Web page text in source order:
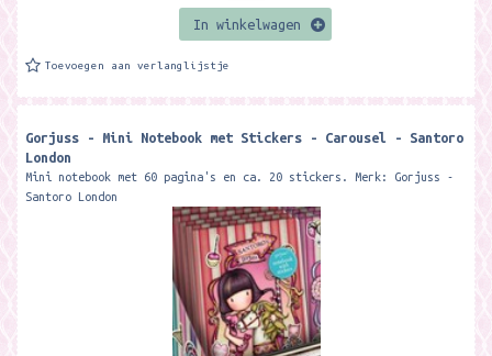
In winkelwagen
Toevoegen aan verlanglijstje
Gorjuss - Mini Notebook met Stickers - Carousel - Santoro
London
Mini notebook met 60 pagina's en ca. 20 stickers. Merk: Gorjuss -
Santoro London